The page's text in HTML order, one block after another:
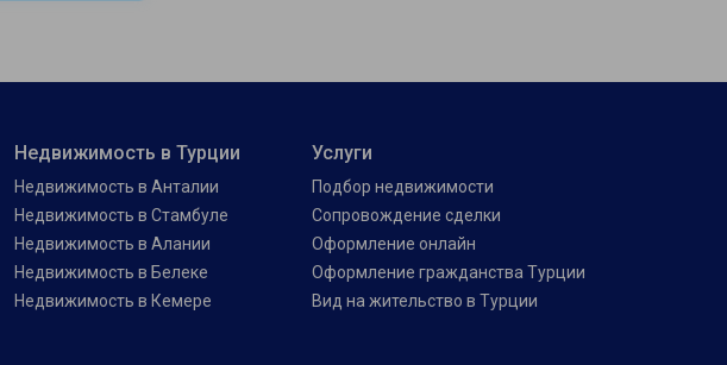
Недвижимость в Турции
Недвижимость в Анталии
Недвижимость в Стамбуле
Недвижимость в Алании
Недвижимость в Белеке
Недвижимость в Кемере
Услуги
Подбор недвижимости
Сопровождение сделки
Оформление онлайн
Оформление гражданства Турции
Вид на жительство в Турции